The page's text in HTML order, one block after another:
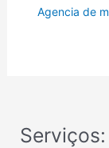
Agencia de
Serviços: